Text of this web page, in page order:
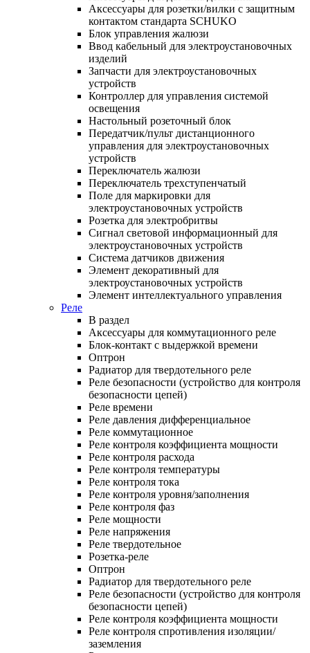
Аксессуары для розетки/вилки с защитным
контактом стандарта SCHUKO
Блок управления жалюзи
Ввод кабельный для электроустановочных
изделий
Запчасти для электроустановочных
устройств
Контроллер для управления системой
освещения
Настольный розеточный блок
Передатчик/пульт дистанционного
управления для электроустановочных
устройств
Переключатель жалюзи
Переключатель трехступенчатый
Поле для маркировки для
электроустановочных устройств
Розетка для электробритвы
Сигнал световой информационный для
электроустановочных устройств
Система датчиков движения
Элемент декоративный для
электроустановочных устройств
Элемент интеллектуального управления
Реле
В раздел
Аксессуары для коммутационного реле
Блок-контакт с выдержкой времени
Оптрон
Радиатор для твердотельного реле
Реле безопасности (устройство для контроля
безопасности цепей)
Реле времени
Реле давления дифференциальное
Реле коммутационное
Реле контроля коэффициента мощности
Реле контроля расхода
Реле контроля температуры
Реле контроля тока
Реле контроля уровня/заполнения
Реле контроля фаз
Реле мощности
Реле напряжения
Реле твердотельное
Розетка-реле
Оптрон
Радиатор для твердотельного реле
Реле безопасности (устройство для контроля
безопасности цепей)
Реле контроля коэффициента мощности
Реле контроля спротивления изоляции/
заземления